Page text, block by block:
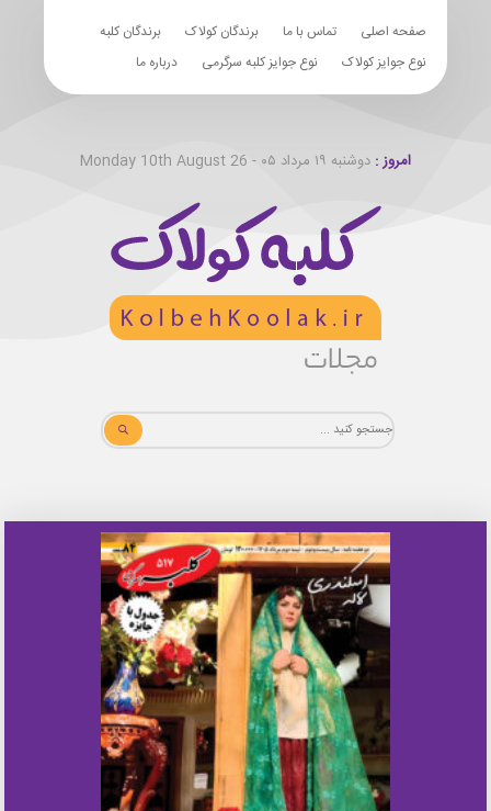
صفحه اصلی تماس با ما برندگان کولاک
برندگان کلبه
نوع جوایز کولاک
نوع جوایز کلبه سرگرمی درباره ما
امروز : دوشنبه ۱۹ مرداد ۰۵ - Monday 10th August 26